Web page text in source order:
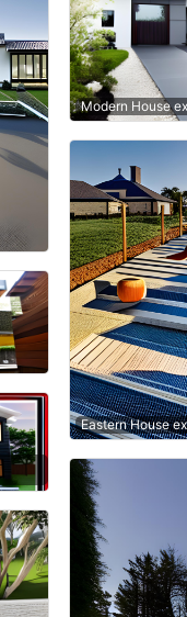
Modern House
Eastern House